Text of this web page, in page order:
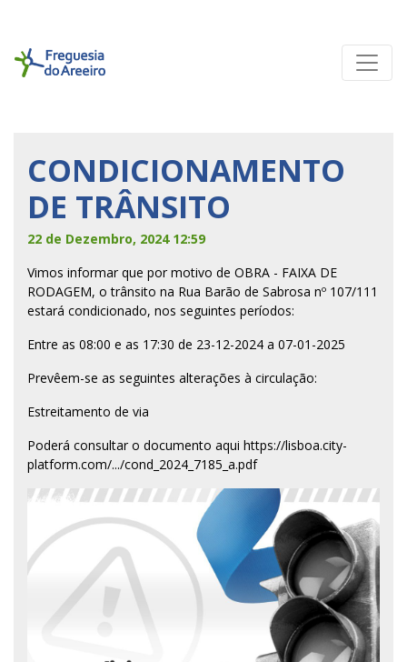
CONDICIONAMENTO
DE TRÂNSITO
22 de Dezembro, 2024 12:59
Vimos informar que por motivo de OBRA - FAIXA DE
RODAGEM, o trânsito na Rua Barão de Sabrosa nº 107/111
estará condicionado, nos seguintes períodos:
Entre as 08:00 e as 17:30 de 23-12-2024 a 07-01-2025
Prevêem-se as seguintes alterações à circulação:
Estreitamento de via
Poderá consultar o documento aqui https://lisboa.city-
platform.com/.../cond_2024_7185_a.pdf